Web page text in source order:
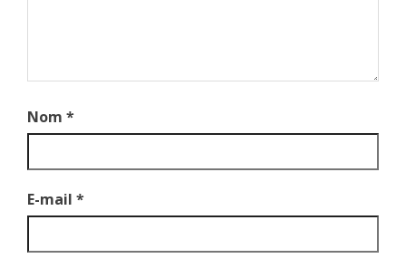
Nom *
E-mail *